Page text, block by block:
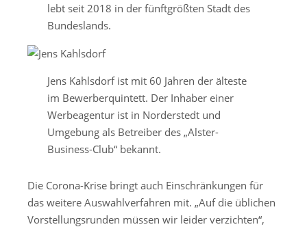
lebt seit 2018 in der fünftgrößten Stadt des
Bundeslands.
Jens Kahlsdorf ist mit 60 Jahren der älteste
im Bewerberquintett. Der Inhaber einer
Werbeagentur ist in Norderstedt und
Umgebung als Betreiber des „Alster-
Business-Club“ bekannt.
Die Corona-Krise bringt auch Einschränkungen für
das weitere Auswahlverfahren mit. „Auf die üblichen
Vorstellungsrunden müssen wir leider verzichten“,